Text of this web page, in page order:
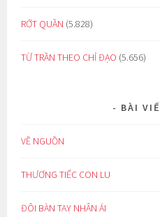
RỚT QUẦN (5.828)
TỪ TRẦN THEO CHỈ ĐẠO (5.656)
BÀI
VỀ NGUỒN
THƯƠNG TIẾC CON LU
ĐÔI BÀN TAY NHÂN ÁI